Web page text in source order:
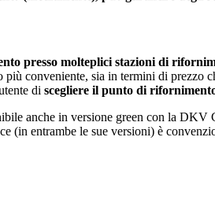
presso molteplici stazioni di
conveniente, sia in termini di prezzo
di scegliere il punto di
anche in versione green con la DKV
(in entrambe le sue versioni) è